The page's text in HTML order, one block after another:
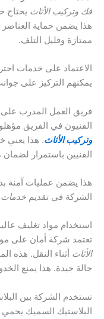
فك وتركيب الأثاث يحتاج
هذا يضمن حماية العناصر
ممتازة وقليل التلف.
الاعتماد على خدمات
يمكنهم التركيز على
فريق العمل المدرب
الفنيون في الفريق مؤهلون
وتركيب الأثاث. هذا يعني
الفنيين باستمرار
هذا يضمن عمليات آمنة
الشركة في تقديم خدمات
استخدام مواد تغليف
تعتمد شركة أمان على
الأثاث أثناء النقل. هذه
حالة جيدة. هذا يمنع
تستخدم الشركة بين
البلاستيك السميك يحمي